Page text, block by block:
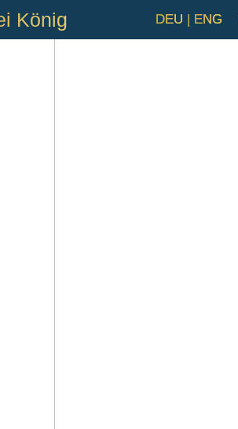
König DEU | ENG